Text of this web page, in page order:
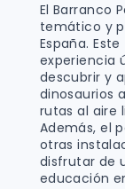
El Barranco
temático y
España.
experiencia
descubrir y
dinosaurios
rutas al aire
Además, el
otras
disfrutar de
educación